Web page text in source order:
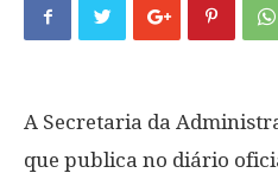
A Secretaria da
que publica no diário